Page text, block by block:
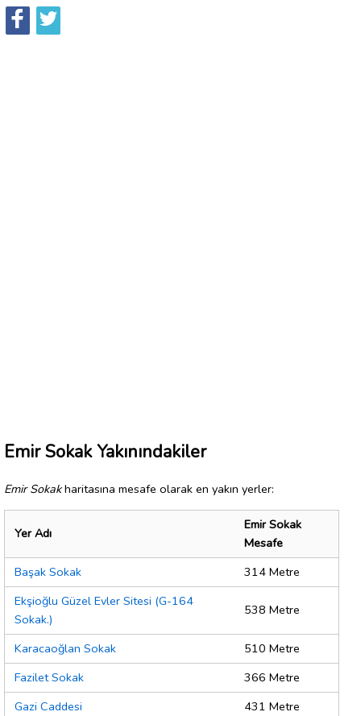
Emir Sokak Yakınındakiler
Emir Sokakharitasına mesafe olarak en yakın yerler:
Yer Adı
Emir Sokak
Mesafe
Başak Sokak
314 Metre
Ekşioğlu Güzel Evler Sitesi (G-164
Sokak.)
538 Metre
Karacaoğlan Sokak
510 Metre
Fazilet Sokak
366 Metre
Gazi Caddesi
431 Metre